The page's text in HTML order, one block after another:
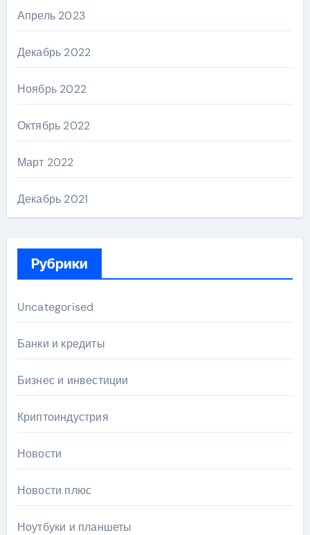
Апрель 2023
Декабрь 2022
Ноябрь 2022
Октябрь 2022
Март 2022
Декабрь 2021
Рубрики
Uncategorised
Банки и кредиты
Бизнес и инвестиции
Криптоиндустрия
Новости
Новости плюс
Ноутбуки и планшеты